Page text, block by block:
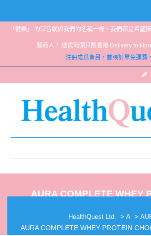
「健樂」 的宗旨就如我們的名稱一樣，我們都是希望
醫葯人！ 送貨範圍只限香港 Delivery to
注冊成爲會員，首張訂單免運費。
AURA COMPLETE WHEY
HealthQuest Ltd. > A >
AURA COMPLETE WHEY PROTEIN